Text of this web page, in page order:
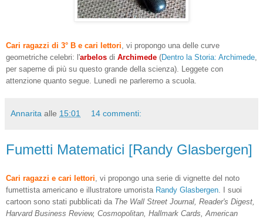
Cari ragazzi di 3° B e cari lettori, vi propongo una delle curve
geometriche celebri: l'arbelos di Archimede (Dentro la Storia: Archimede,
per saperne di più su questo grande della scienza). Leggete con
attenzione quanto segue. Lunedì ne parleremo a scuola.
Annarita alle 15:01 14 commenti:
Fumetti Matematici [Randy Glasbergen]
Cari ragazzi e cari lettori, vi propongo una serie di vignette del noto
fumettista americano e illustratore umorista Randy Glasbergen. I suoi
cartoon sono stati pubblicati da The Wall Street Journal, Reader's Digest,
Harvard Business Review, Cosmopolitan, Hallmark Cards, American